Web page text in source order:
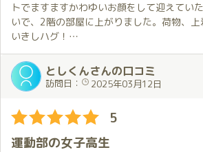
「筆下ろし職人」の顔も持つほのかさんで
ら思ってしまいます。
トでますますかわゆいお顔をして迎えてい
いで、2階の部屋に上がりました。荷物、
いきしハグ！
そのあと熱い口づけをしばらくしました。
といわれ、お互いに素肌をめせ合いながら
した。彼女が上で、やっという間に私は天
た。たくさん近況をお互いに話しました。
時間がすぎ、お別れの👄づけをし今日は終
としくんさんの口コミ
訪問日： 2025年03月12日
5
運動部の女子高生